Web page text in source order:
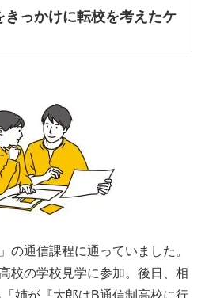
っかけに転校を考えたケ
の通信課程に通っていました。
校の学校見学に参加。後日、相